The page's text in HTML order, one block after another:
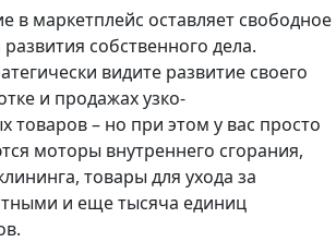
в маркетплейс оставляет свободное
собственного дела.
видите развитие своего
и продажах узко-
товаров – но при этом у вас просто
моторы внутреннего сгорания,
товары для ухода за
и еще тысяча единиц